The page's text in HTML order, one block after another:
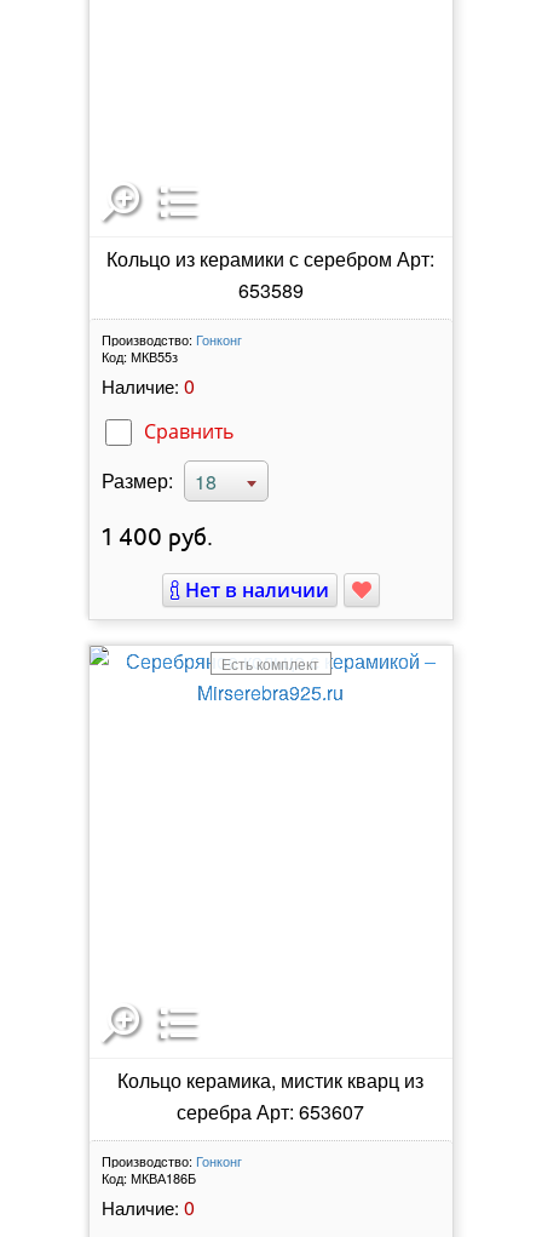
Кольцо из керамики с серебром Арт:
653589
Производство: Гонконг
Код: МКВ55з
Наличие: 0
Сравнить
Размер: 18
1 400 руб.
Нет в наличии
Есть комплект
Кольцо керамика, мистик кварц из
серебра Арт: 653607
Производство: Гонконг
Код: МКВА186Б
Наличие: 0